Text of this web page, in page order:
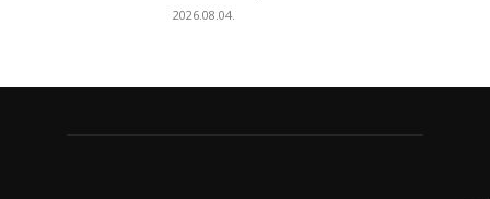
2026.08.04.